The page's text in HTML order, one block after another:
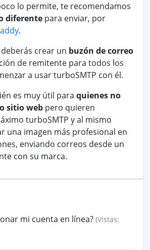
lo permite, te recomendamos
diferente para enviar, por
.
crear un buzón de correo
de remitente para todos los
a usar turboSMTP con él.
es muy útil para quienes no
sitio web pero quieren
turboSMTP y al mismo
una imagen más profesional en
enviando correos desde un
con su marca.
mi cuenta en línea? (Vistas: